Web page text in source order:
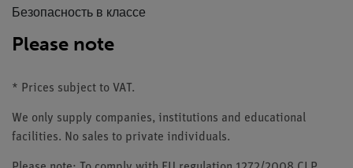
Безопасность в классе
Please note
* Prices subject to VAT.
We only supply companies, institutions and educational
facilities. No sales to private individuals.